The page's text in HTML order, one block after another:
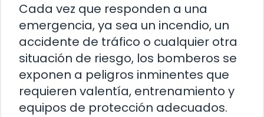
Cada vez que responden a una
emergencia, ya sea un incendio, un
accidente de tráfico o cualquier otra
situación de riesgo, los bomberos se
exponen a peligros inminentes que
requieren valentía, entrenamiento y
equipos de protección adecuados.